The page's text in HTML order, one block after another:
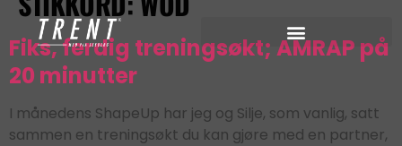
Fiks, ferdig treningsøkt; AMRAP på
20 minutter
I månedens ShapeUp har jeg og Silje, som vanlig, satt
sammen en treningsøkt du kan gjøre med en partner,